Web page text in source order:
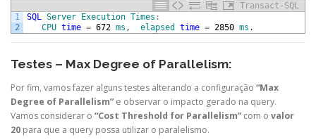
Transact-SQL
1
2
SQL Server Execution Times :
CPU time = 672 ms , elapsed time = 2850 ms .
Testes – Max Degree of Parallelism:
Por fim, vamos fazer alguns testes alterando a configuração “Max
Degree of Parallelism”e observar o impacto gerado na query.
Vamos considerar o “Cost Threshold for Parallelism”com o valor
20 para que a query possa utilizar o paralelismo.